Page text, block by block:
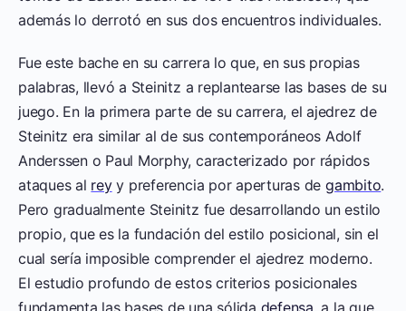
además lo derrotó en sus dos encuentros individuales.
Fue este bache en su carrera lo que, en sus propias
palabras, llevó a Steinitz a replantearse las bases de su
juego. En la primera parte de su carrera, el ajedrez de
Steinitz era similar al de sus contemporáneos Adolf
Anderssen o Paul Morphy, caracterizado por rápidos
ataques al reyy preferencia por aperturas de gambito.
Pero gradualmente Steinitz fue desarrollando un estilo
propio, que es la fundación del estilo posicional, sin el
cual sería imposible comprender el ajedrez moderno.
El estudio profundo de estos criterios posicionales
fundamenta las bases de una sólida defensa, a la que